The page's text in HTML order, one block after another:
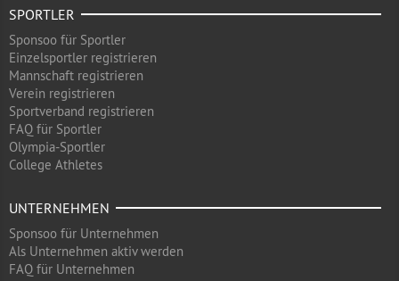
SPORTLER
Sponsoo für Sportler
Einzelsportler registrieren
Mannschaft registrieren
Verein registrieren
Sportverband registrieren
FAQ für Sportler
Olympia-Sportler
College Athletes
UNTERNEHMEN
Sponsoo für Unternehmen
Als Unternehmen aktiv werden
FAQ für Unternehmen